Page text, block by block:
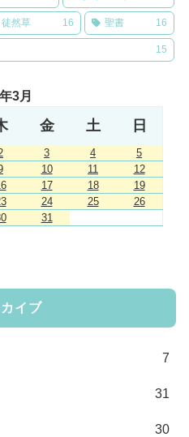
徒然草 16 聖書 16
15
3月
金 土 日
3 4
5
10 11
12
17 18
19
24 25
26
31
イブ
7
31
30